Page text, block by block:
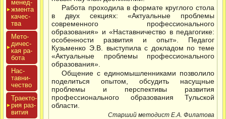
ме­нед­
жмен­та
ка­чес­
тва
Мето­
дичес­
кая ра­
бота
Нас­
тавни­
чес­тво
Тра­ек­то­
рия раз­
ви­тия
Работа проходила в формате круглого стола
в двух секциях: «Актуальные проблемы
современного профессионального
образования» и «Наставничество в педагогике:
особенности развития и опыт». Педагог
Кузьменко Э.В. выступила с докладом по теме
«Актуальные проблемы профессионального
образования».
Общение с единомышленниками позволило
поделиться опытом, обсудить насущные
проблемы и перспективы развития
профессионального образования Тульской
области.
Старший методист Е.А. Филатова